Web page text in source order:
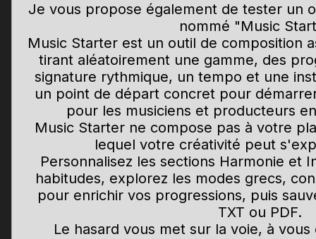
Je vous propose également de tester un
nommé "Music
Music Starter est un outil de composition
tirant aléatoirement une gamme, des
signature rythmique, un tempo et une
un point de départ concret pour
pour les musiciens et producteurs
Music Starter ne compose pas à votre
lequel votre créativité peut
Personnalisez les sections Harmonie et
habitudes, explorez les modes grecs,
pour enrichir vos progressions, puis
TXT ou PDF.
Le hasard vous met sur la voie, à